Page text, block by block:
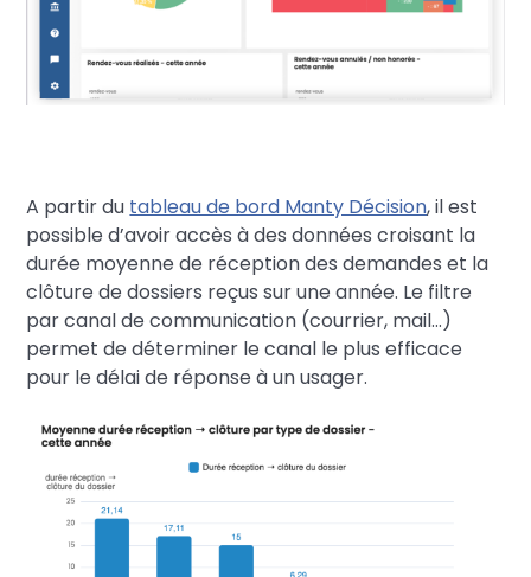
A partir du tableau de bord Manty Décision, il est
possible d’avoir accès à des données croisant la
durée moyenne de réception des demandes et la
clôture de dossiers reçus sur une année. Le filtre
par canal de communication (courrier, mail…)
permet de déterminer le canal le plus efficace
pour le délai de réponse à un usager.